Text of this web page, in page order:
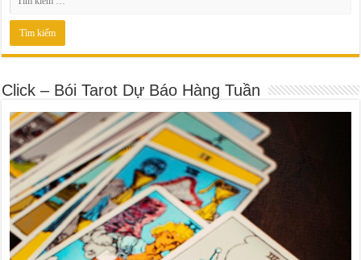
Click – Bói Tarot Dự Báo Hàng Tuần